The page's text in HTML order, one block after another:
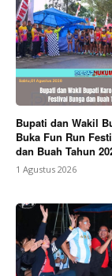
Bupati dan Wakil
Buka Fun Run
dan Buah Tahun
1 Agustus 2026